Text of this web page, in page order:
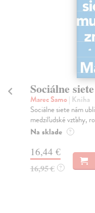
Sociálne
Marec Samo| Kniha
Sociálne siete nám
medziľudské vzťahy,
Na sklade ?
16,44 €
16,95 € ?